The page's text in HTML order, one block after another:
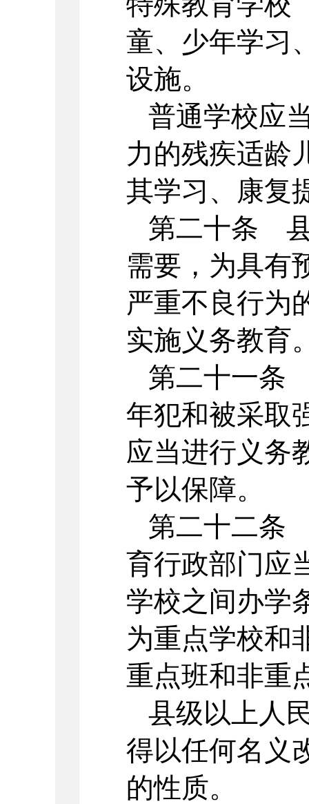
童、少年学习
设施。
普通学校应
力的残疾适龄
其学习、康复
第二十条
需要，为具有
严重不良行为
实施义务教育
第二十一条
年犯和被采取
应当进行义务
予以保障。
第二十二条
育行政部门应
学校之间办学
为重点学校和
重点班和非重
县级以上人
得以任何名义
的性质。